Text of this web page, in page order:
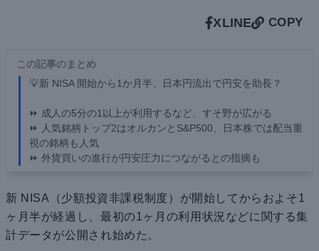
XLINE COPY
この記事のまとめ
💡新 NISA 開始から1か月半、日本円流出で円安を助長？
⏩ 成人の5分の1以上が利用するなど、すそ野が広がる
⏩ 人気銘柄トップ2はオルカンとS&P500、日本株では配当重
視の銘柄も人気
⏩ 外貨買いの進行が円安圧力につながるとの指摘も
新 NISA（少額投資非課税制度）が開始してからおよそ1
ヶ月半が経過し、最初の1ヶ月の利用状況などに関する集
計データが公開され始めた。